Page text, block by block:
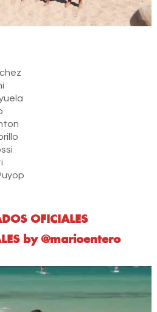
OFICIALES
by @marioentero